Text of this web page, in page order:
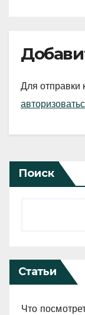
Для отправки
Поиск
Статьи
Что